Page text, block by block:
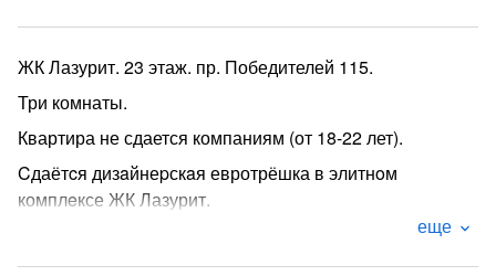
ЖК Лазурит. 23 этаж. пр. Победителей 115.
Три комнаты.
Квартира не сдается компаниям (от 18-22 лет).
Cдаётcя дизaйнеpскaя евротрёшка в элитнoм
комплeксе ЖК Лазурит.
парковочное место в крытом паркинге, при
еще